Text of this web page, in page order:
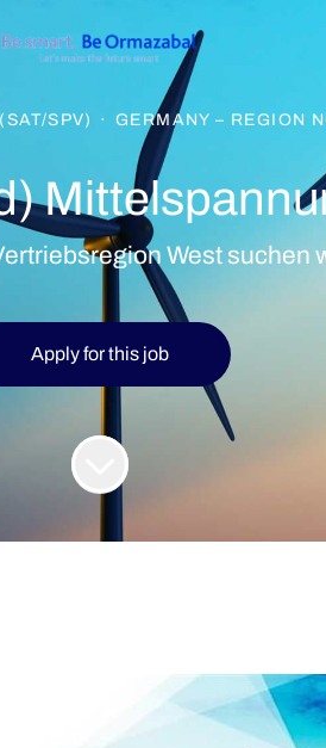
SPV) · GERMANY – REGION
West suchen
Apply for this job